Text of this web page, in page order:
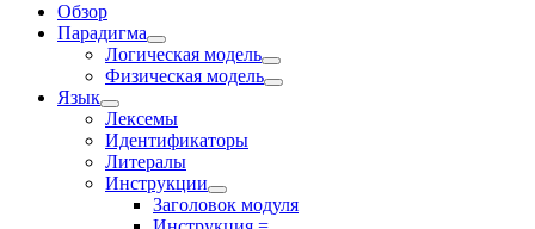
Обзор
Парадигма
Логическая модель
Физическая модель
Язык
Лексемы
Идентификаторы
Литералы
Инструкции
Заголовок модуля